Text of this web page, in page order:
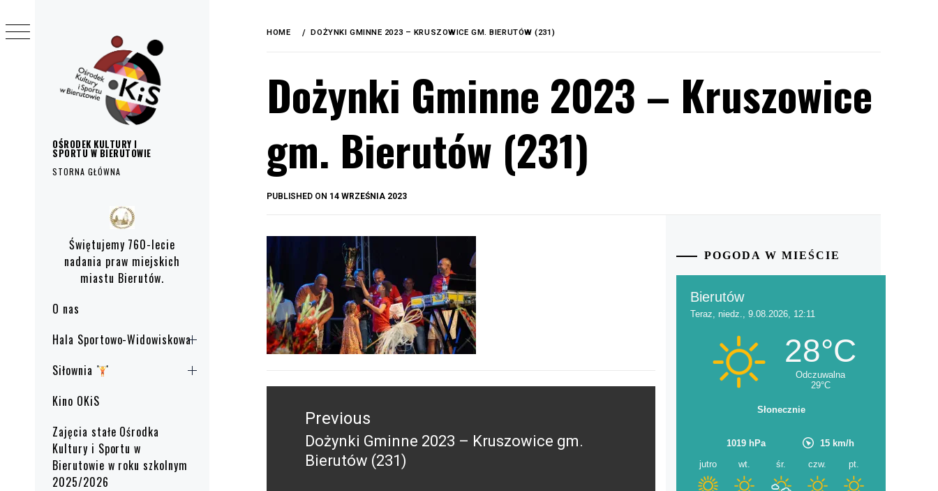
OŚRODEK KULTURY I
SPORTU W BIERUTOWIE
STORNA GŁÓWNA
Świętujemy 760-lecie
nadania praw miejskich
miastu Bierutów.
O nas
Hala Sportowo-Widowiskowa
Siłownia
Kino OKiS
Zajęcia stałe Ośrodka
Kultury i Sportu w
Bierutowie w roku szkolnym
2025/2026
HOME DOŻYNKI GMINNE 2023 – KRUSZOWICE GM. BIERUTÓW (231)
Dożynki Gminne 2023 – Kruszowice
gm. Bierutów (231)
PUBLISHED ON 14 WRZEŚNIA 2023
wpisuPrevious
Previous
post:
Dożynki Gminne 2023 – Kruszowice gm.
Bierutów (231)
POGODA W MIEŚCIE